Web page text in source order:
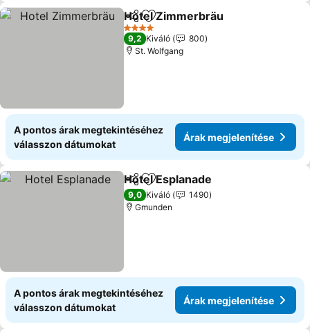
Megosztás
Hozzáadás a kedvencekhez
Hotel Zimmerbräu
4 Kategória
9,2 Kiváló
800
St. Wolfgang
A pontos árak megtekintéséhez
válasszon dátumokat
Árak megjelenítése
Megosztás
Hozzáadás a kedvencekhez
Hotel Esplanade
9,0 Kiváló
1490
Gmunden
A pontos árak megtekintéséhez
válasszon dátumokat
Árak megjelenítése